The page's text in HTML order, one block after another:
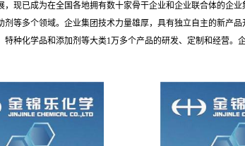
现已成为在全国各地拥有数十家骨干企业和企业联合体的企
等多个领域。企业集团技术力量雄厚，具有独立自主的新产
种化学品和添加剂等大类1万多个产品的研发、定制和经营。